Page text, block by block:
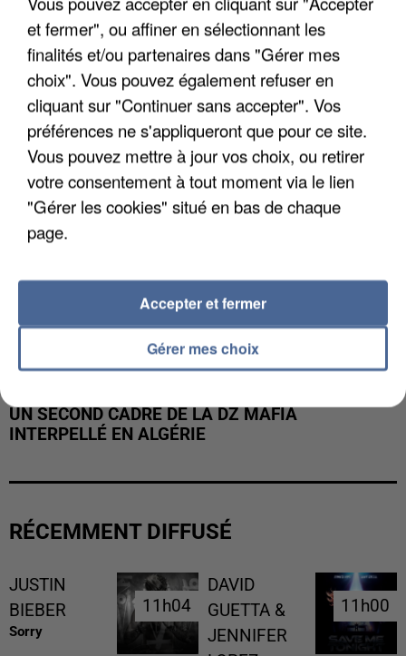
L’UN DES FONDATEURS SUPPOSÉS DE LA DZ
MAFIA INTERPELLÉ EN ALGÉRIE
UN SECOND CADRE DE LA DZ MAFIA
INTERPELLÉ EN ALGÉRIE
RÉCEMMENT DIFFUSÉ
JUSTIN
BIEBER
Sorry
11h04
11h04
DAVID
GUETTA &
JENNIFER
11h00
11h00
et fermer", ou affiner en sélectionnant les
finalités et/ou partenaires dans "Gérer mes
choix". Vous pouvez également refuser en
cliquant sur "Continuer sans accepter". Vos
préférences ne s'appliqueront que pour ce site.
Vous pouvez mettre à jour vos choix, ou retirer
votre consentement à tout moment via le lien
"Gérer les cookies" situé en bas de chaque
page.
Gérer mes choix
Accepter et fermer